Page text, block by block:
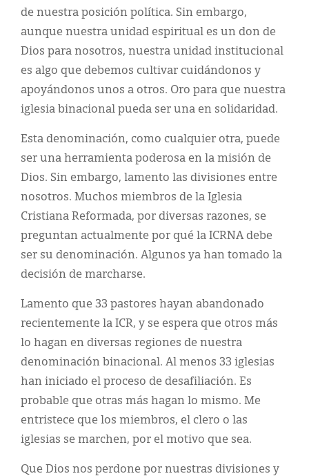
de nuestra posición política. Sin embargo,
aunque nuestra unidad espiritual es un don de
Dios para nosotros, nuestra unidad institucional
es algo que debemos cultivar cuidándonos y
apoyándonos unos a otros. Oro para que nuestra
iglesia binacional pueda ser una en solidaridad.
Esta denominación, como cualquier otra, puede
ser una herramienta poderosa en la misión de
Dios. Sin embargo, lamento las divisiones entre
nosotros. Muchos miembros de la Iglesia
Cristiana Reformada, por diversas razones, se
preguntan actualmente por qué la ICRNA debe
ser su denominación. Algunos ya han tomado la
decisión de marcharse.
Lamento que 33 pastores hayan abandonado
recientemente la ICR, y se espera que otros más
lo hagan en diversas regiones de nuestra
denominación binacional. Al menos 33 iglesias
han iniciado el proceso de desafiliación. Es
probable que otras más hagan lo mismo. Me
entristece que los miembros, el clero o las
iglesias se marchen, por el motivo que sea.
Que Dios nos perdone por nuestras divisiones y